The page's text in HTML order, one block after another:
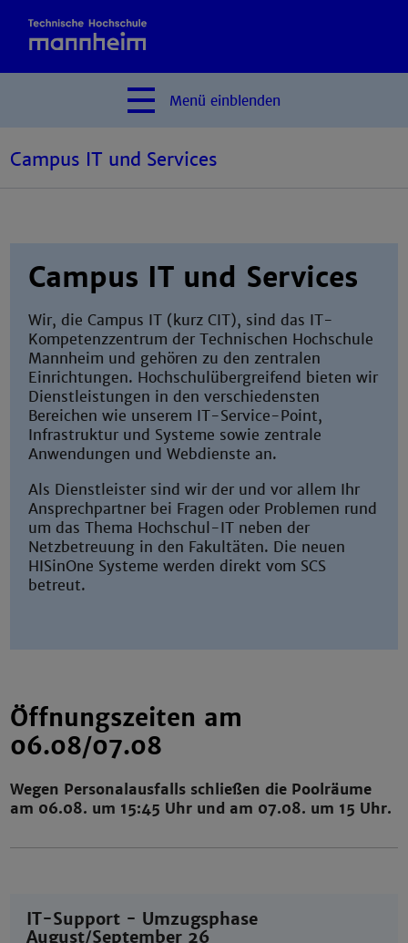
Menü einblenden
Campus IT und Services
Campus IT und Services
Wir, die Campus IT (kurz CIT), sind das IT-
Kompetenzzentrum der Technischen Hochschule
Mannheim und gehören zu den zentralen
Einrichtungen. Hochschulübergreifend bieten wir
Dienstleistungen in den verschiedensten
Bereichen wie unserem IT-Service-Point,
Infrastruktur und Systeme sowie zentrale
Anwendungen und Webdienste an.
Als Dienstleister sind wir der und vor allem Ihr
Ansprechpartner bei Fragen oder Problemen rund
um das Thema Hochschul-IT neben der
Netzbetreuung in den Fakultäten. Die neuen
HISinOne Systeme werden direkt vom SCS
betreut.
Öffnungszeiten am
06.08/07.08
Wegen Personalausfalls schließen die Poolräume
am 06.08. um 15:45 Uhr und am 07.08. um 15 Uhr.
IT-Support - Umzugsphase
August/September 26